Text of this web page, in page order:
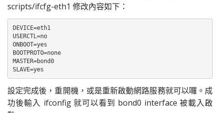
scripts/ifcfg-eth1 修改內容如下：
DEVICE=eth1
USERCTL=no
ONBOOT=yes
BOOTPROTO=none
MASTER=bond0
SLAVE=yes
設定完成後，重開機，或是重新啟動網路服務就可以囉。成
功後輸入 ifconfig 就可以看到 bond0 interface 被載入啟